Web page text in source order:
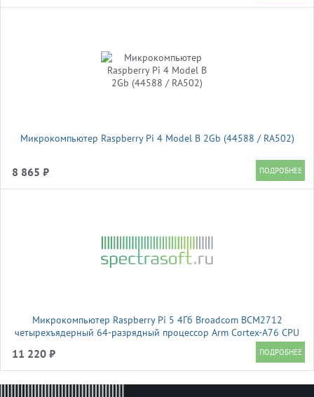
Микрокомпьютер Raspberry Pi 4 Model B 2Gb (44588 / RA502)
8 865 ₽
Микрокомпьютер Raspberry Pi 5 4Гб Broadcom BCM2712
четырехъядерный 64-разрядный процессор Arm Cortex-A76 CPU
11 220 ₽